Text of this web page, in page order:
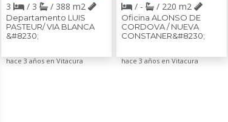
3
/ 3 / 388 m2
Departamento LUIS
PASTEUR/ VIA BLANCA
&#8230;
hace 3 años en Vitacura
/ -
/ 220 m2
Oficina ALONSO DE
CORDOVA / NUEVA
CONSTANER&#8230;
hace 3 años en Vitacura